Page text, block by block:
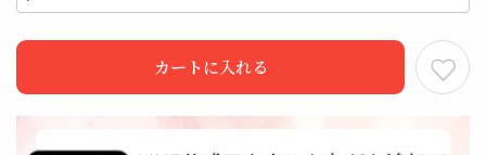
カートに入れる